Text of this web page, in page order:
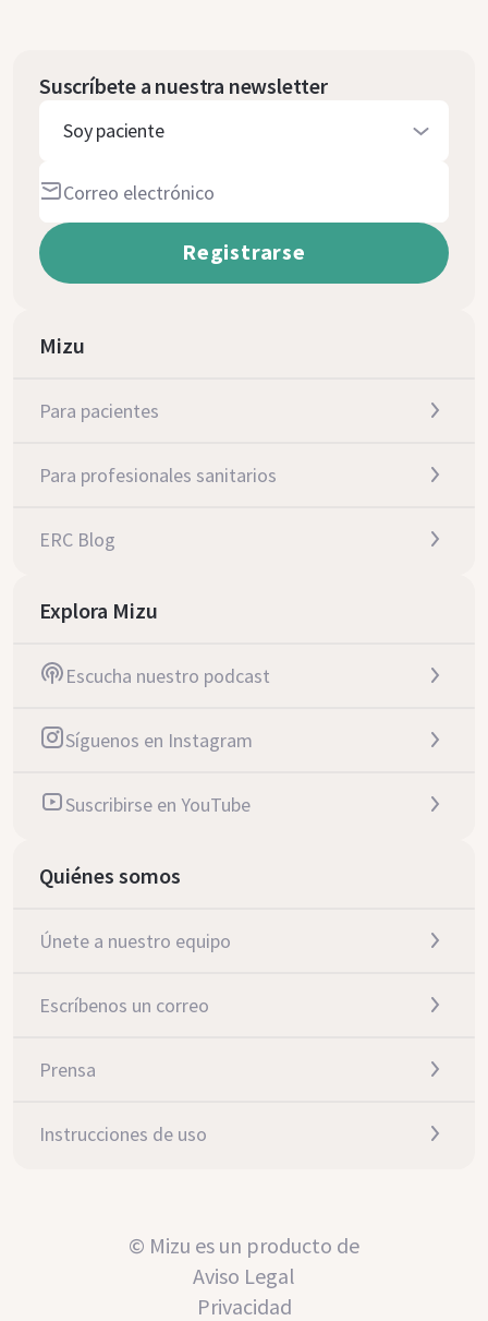
Suscríbete a nuestra newsletter
Soy paciente
Mizu
Para pacientes
Para profesionales sanitarios
ERC Blog
Explora Mizu
Escucha nuestro podcast
Síguenos en Instagram
Suscribirse en YouTube
Quiénes somos
Únete a nuestro equipo
Escríbenos un correo
Prensa
Instrucciones de uso
© Mizu es un producto de
Aviso Legal
Privacidad